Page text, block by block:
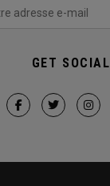
GET SOCIAL